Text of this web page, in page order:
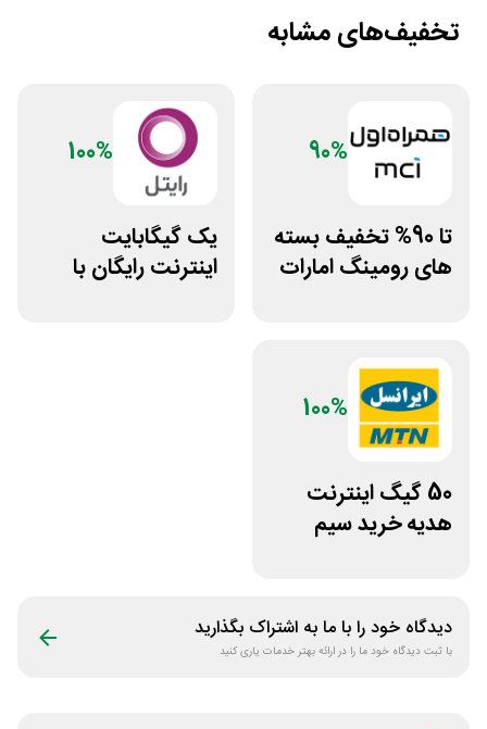
تخفیف‌های مشابه
90%
تا 90% تخفیف بسته
های رومینگ امارات
100%
یک گیگابایت
اینترنت رایگان با
100%
50 گیگ اینترنت
هدیه خرید سیم
دیدگاه خود را با ما به اشتراک بگذارید
با ثبت دیدگاه خود ما را در ارائه بهتر خدمات یاری کنید